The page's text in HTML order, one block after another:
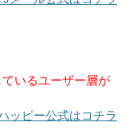
いるユーザー層が
ッピー公式はコチラ